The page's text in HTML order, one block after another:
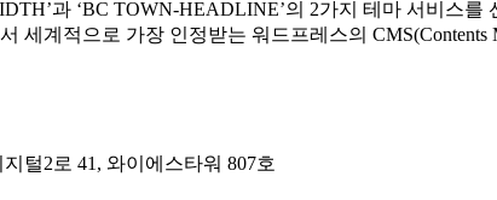
과 ‘BC TOWN-HEADLINE’의 2가지 테마 서비스
세계적으로 가장 인정받는 워드프레스의
털2로 41, 와이에스타워 807호